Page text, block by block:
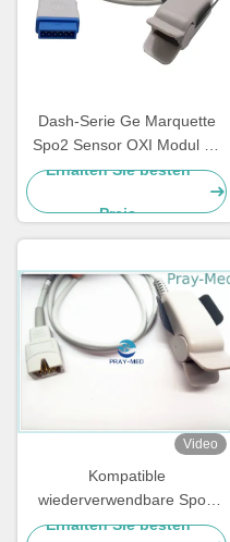
Dash-Serie Ge Marquette
Spo2 Sensor OXI Modul 11
Steckverbinder 3m / 10ft
Erhalten Sie besten
Preis
Video
Kompatible
wiederverwendbare Spo2
Sensoren Mäk 7 Pin Pulse
Erhalten Sie besten